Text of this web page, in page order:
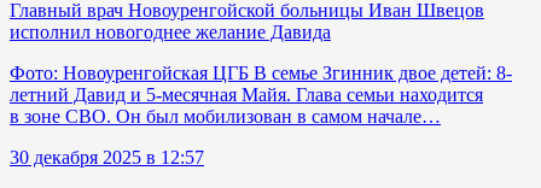
Главный врач Новоуренгойской больницы Иван Швецов
исполнил новогоднее желание Давида
Фото: Новоуренгойская ЦГБ В семье Згинник двое детей: 8-
летний Давид и 5-месячная Майя. Глава семьи находится
в зоне СВО. Он был мобилизован в самом начале…
30 декабря 2025 в 12:57